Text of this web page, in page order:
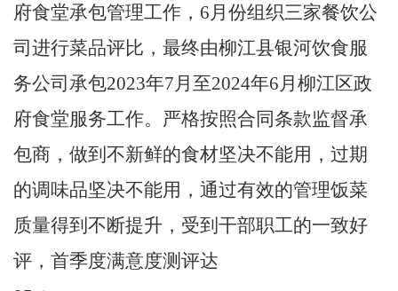
府食堂承包管理工作， 6 月份组织三家餐饮公
司进行菜品评比，最终由柳江县银河饮食服
务公司承包2023年7 月至2024年6 月柳江区政
府食堂服务工作。严格按照合同条款监督承
包商，做到不新鲜的食材坚决不能用，过期
的调味品坚决不能用，通过有效的管理饭菜
质量得到不断提升，受到干部职工的一致好
评，首季度满意度测评达